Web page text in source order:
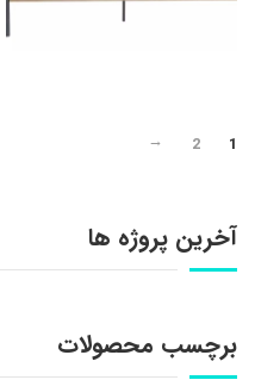
1
2
←
آخرین پروژه ها
برچسب محصولات